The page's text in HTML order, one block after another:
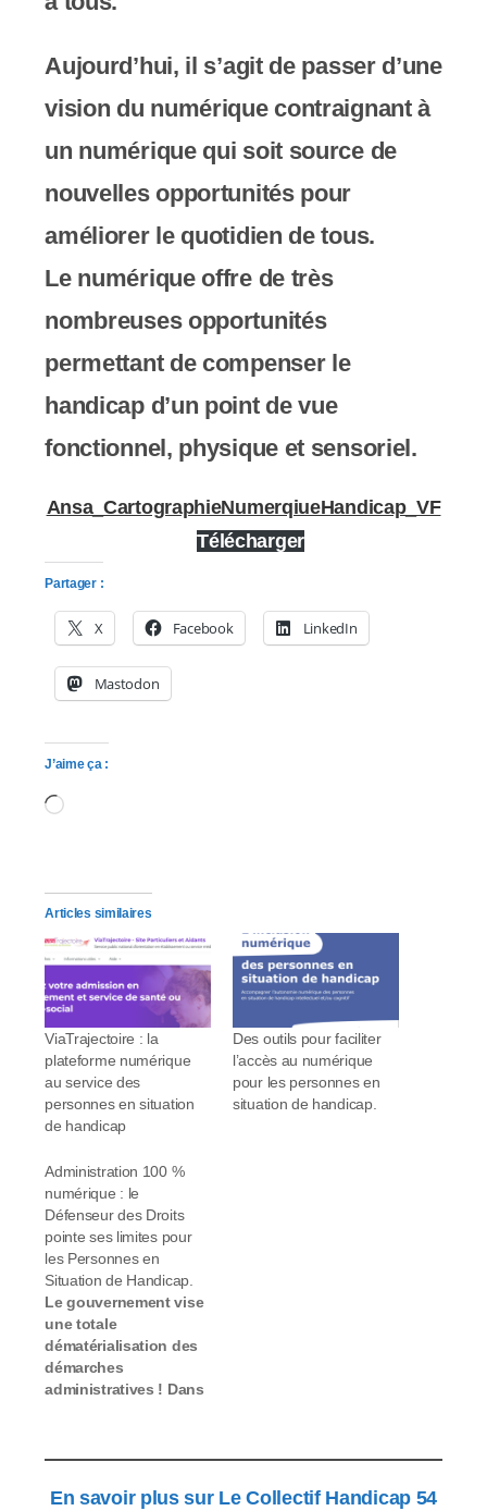
Aujourd’hui, il s’agit de passer d’une
vision du numérique contraignant à
un numérique qui soit source de
nouvelles opportunités pour
améliorer le quotidien de tous.
Le numérique offre de très
nombreuses opportunités
permettant de compenser le
handicap d’un point de vue
fonctionnel, physique et sensoriel.
Ansa_CartographieNumerqiueHandicap_VF
Télécharger
Partager :
X Facebook LinkedIn
Mastodon
J’aime ça :
Articles similaires
ViaTrajectoire : la
plateforme numérique
au service des
personnes en situation
de handicap
Des outils pour faciliter
l’accès au numérique
pour les personnes en
situation de handicap.
Administration 100 %
numérique : le
Défenseur des Droits
pointe ses limites pour
les Personnes en
Situation de Handicap.
Le gouvernement vise
une totale
dématérialisation des
démarches
administratives ! Dans
déplore l'absence de
publics à besoins
En savoir plus sur Le Collectif Handicap 54